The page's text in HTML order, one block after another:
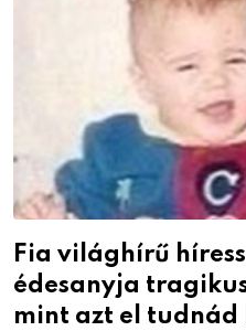
Fia világhírű
édesanyja
mint azt el tudnád